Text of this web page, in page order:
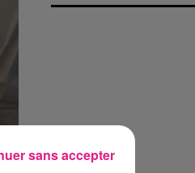
sans accepter